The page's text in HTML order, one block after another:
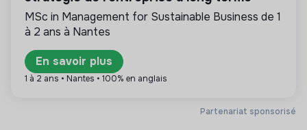
lucrativité est limitée. Il s’agit d’une association,
coopérative, fondation, mutuelle ou entreprise
ESUS.
Partenariat sponsorisé
MSc in Management for Sustainable Business de 1
à 2 ans à Nantes
En savoir plus
1 à 2 ans • Nantes • 100% en anglais